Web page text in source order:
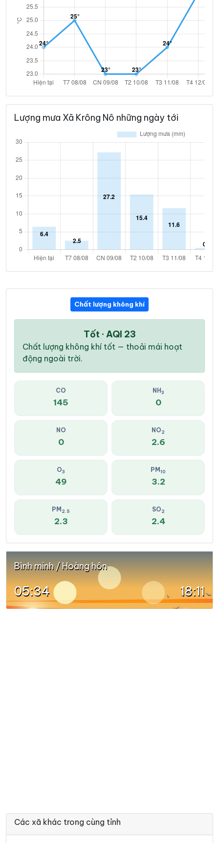
Lượng mưa Xã Krông Nô những ngày tới
Chất lượng không khí
Tốt · AQI 23
Chất lượng không khí tốt — thoải mái hoạt
động ngoài trời.
CO
145
NH 3
0
NO
0
NO2
2.6
O3
49
PM 10
3.2
PM 2.5
2.3
SO2
2.4
Bình minh / Hoàng hôn
05:34 18:11
Các xã khác trong cùng tỉnh